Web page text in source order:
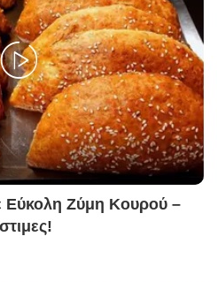
Εύκολη Ζύμη Κουρού –